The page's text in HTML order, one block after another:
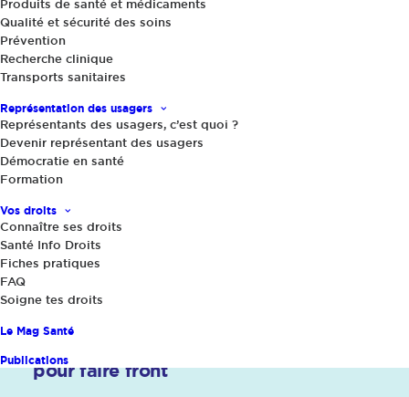
Produits de santé et médicaments
Qualité et sécurité des soins
Prévention
Recherche clinique
Transports sanitaires
Représentation des usagers
Représentants des usagers, c’est quoi ?
Devenir représentant des usagers
Démocratie en santé
Formation
Vos droits
Connaître ses droits
Santé Info Droits
Fiches pratiques
FAQ
Soigne tes droits
Le Mag Santé
Publications
30 juin 2025
Gérard Raymond réélu à la présidence
pour faire front